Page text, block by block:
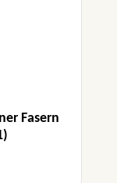
Fasern